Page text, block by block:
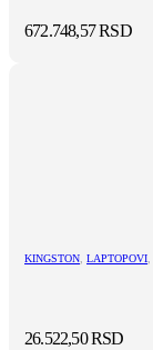
672.748,57RSD
KINGSTON, LAPTOPOVI,
26.522,50RSD